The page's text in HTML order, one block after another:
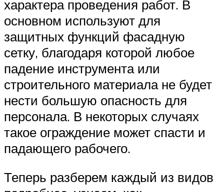
характера проведения работ. В
основном используют для
защитных функций фасадную
сетку, благодаря которой любое
падение инструмента или
строительного материала не будет
нести большую опасность для
персонала. В некоторых случаях
такое ограждение может спасти и
падающего рабочего.
Теперь разберем каждый из видов